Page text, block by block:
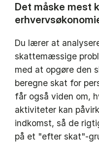
Det måske mest
Du lærer at
skattemæssige
med at opgøre den
beregne skat for
får også viden om,
aktiviteter kan
indkomst, så de
på et "efter skat"-